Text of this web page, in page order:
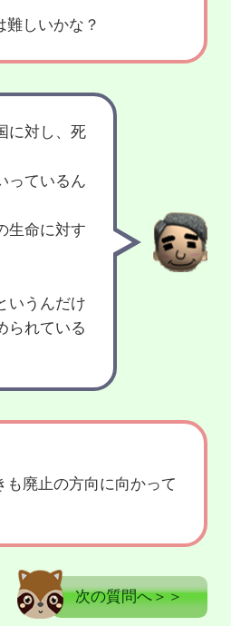
しいかな？
に対し、死
っているん
生命に対す
いうんだけ
られている
廃止の方向に向かって
次の質問へ＞＞